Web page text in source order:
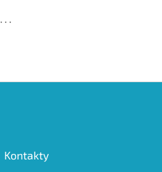
Priessnitz Kloubní mazání De Luxe, 200ml
Kontakty